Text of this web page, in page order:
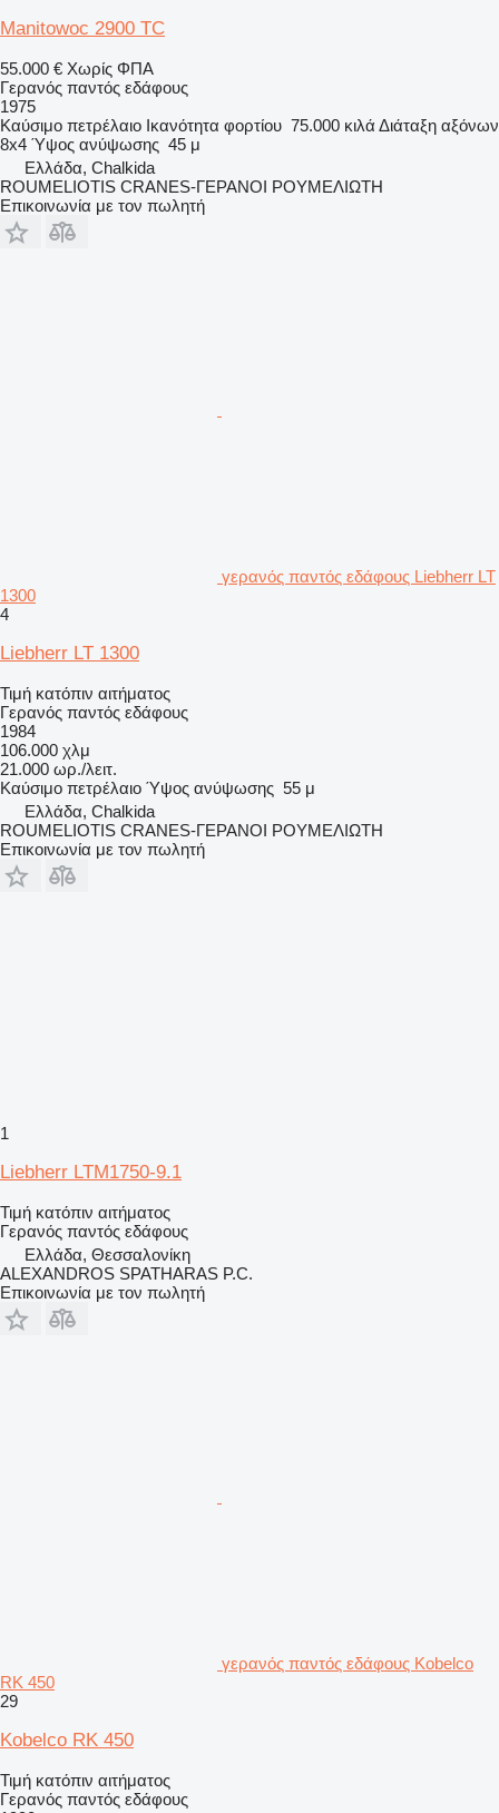
Manitowoc 2900 TC
55.000 € Χωρίς ΦΠΑ
Γερανός παντός εδάφους
1975
Καύσιμο πετρέλαιο Ικανότητα φορτίου 75.000 κιλά Διάταξη αξόνων
8x4 Ύψος ανύψωσης 45 μ
Ελλάδα, Chalkida
ROUMELIOTIS CRANES-ΓΕΡΑΝΟΙ ΡΟΥΜΕΛΙΩΤΗ
Επικοινωνία με τον πωλητή
γερανός παντός εδάφους Liebherr LT
1300
4
Liebherr LT 1300
Τιμή κατόπιν αιτήματος
Γερανός παντός εδάφους
1984
106.000 χλμ
21.000 ωρ./λειτ.
Καύσιμο πετρέλαιο Ύψος ανύψωσης 55 μ
Ελλάδα, Chalkida
ROUMELIOTIS CRANES-ΓΕΡΑΝΟΙ ΡΟΥΜΕΛΙΩΤΗ
Επικοινωνία με τον πωλητή
1
Liebherr LTM1750-9.1
Τιμή κατόπιν αιτήματος
Γερανός παντός εδάφους
Ελλάδα, Θεσσαλονίκη
ALEXANDROS SPATHARAS P.C.
Επικοινωνία με τον πωλητή
γερανός παντός εδάφους Kobelco
RK 450
29
Kobelco RK 450
Τιμή κατόπιν αιτήματος
Γερανός παντός εδάφους